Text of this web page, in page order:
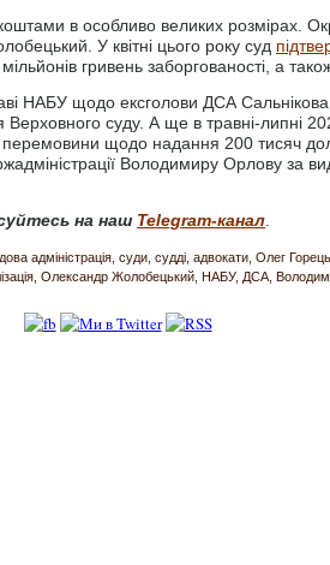
в особливо великих розмірах.
У квітні цього року суд
гривень заборгованості, а
НАБУ щодо ексголови ДСА
Верховного суду. А ще в травні-липні
перемовини щодо надання 200 тисяч
Володимиру Орлову за
на наш Telegram-канал
адміністрація суди судді адвокати Олег
Олександр Жолобецький НАБУ ДСА